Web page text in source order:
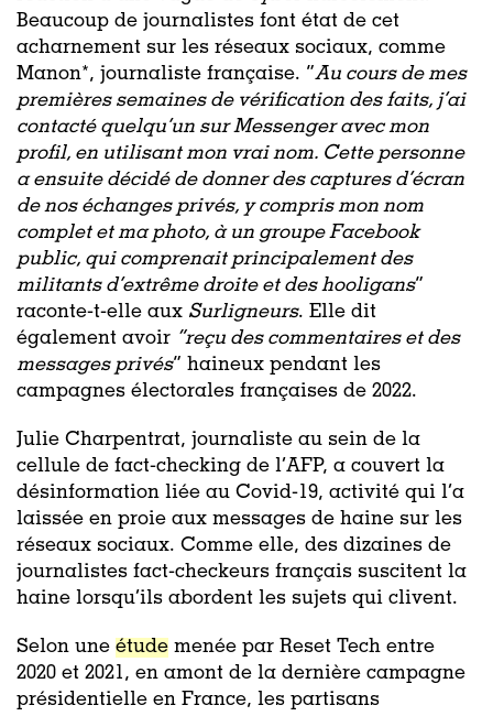
Beaucoup de journalistes font état de cet
acharnement sur les réseaux sociaux, comme
Manon*, journaliste française. “Au cours de mes
premières semaines de vérification des faits, j’ai
contacté quelqu’un sur Messenger avec mon
profil, en utilisant mon vrai nom. Cette personne
a ensuite décidé de donner des captures d’écran
de nos échanges privés, y compris mon nom
complet et ma photo, à un groupe Facebook
public, qui comprenait principalement des
militants d’extrême droite et des hooligans”
raconte-t-elle aux Surligneurs. Elle dit
également avoir “reçu des commentaires et des
messages privés” haineux pendant les
campagnes électorales françaises de 2022.
Julie Charpentrat, journaliste au sein de la
cellule de fact-checking de l’AFP, a couvert la
désinformation liée au Covid-19, activité qui l’a
laissée en proie aux messages de haine sur les
réseaux sociaux. Comme elle, des dizaines de
journalistes fact-checkeurs français suscitent la
haine lorsqu’ils abordent les sujets qui clivent.
Selon une étude menée par Reset Tech entre
2020 et 2021, en amont de la dernière campagne
présidentielle en France, les partisans